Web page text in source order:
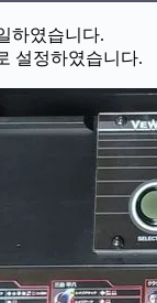
하였습니다.
설정하였습니다.